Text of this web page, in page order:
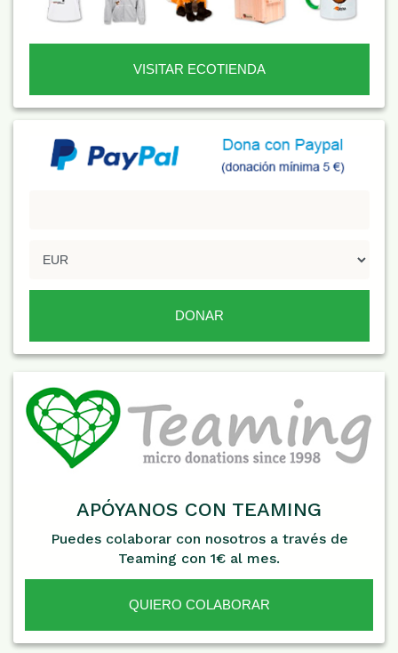
VISITAR ECOTIENDA
APÓYANOS CON TEAMING
Puedes colaborar con nosotros a través de
Teaming con 1€ al mes.
QUIERO COLABORAR